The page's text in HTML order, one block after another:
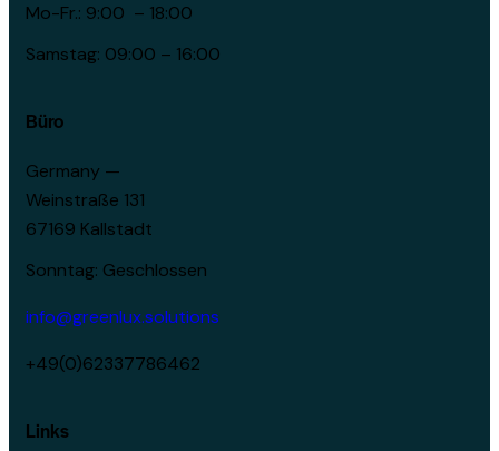
Mo-Fr.: 9:00 – 18:00
Samstag: 09:00 – 16:00
Büro
Germany —
Weinstraße 131
67169 Kallstadt
Sonntag: Geschlossen
info@greenlux.solutions
+49(0)62337786462
Links